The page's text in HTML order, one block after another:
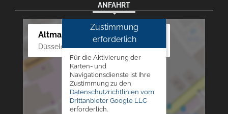
ANFAHRT
Altmann Autoland
Düsseldorfer Str. 69 - 79, 42781 Haan
Zustimmung
erforderlich
Für die Aktivierung der
Karten- und
Navigationsdienste ist Ihre
Zustimmung zu den
Datenschutzrichtlinien vom
Drittanbieter Google LLC
erforderlich.